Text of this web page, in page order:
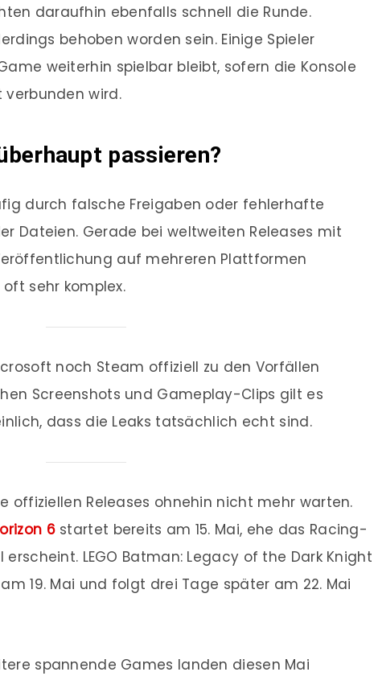
daraufhin ebenfalls schnell die Runde.
behoben worden sein. Einige Spieler
weiterhin spielbar bleibt, sofern die Konsole
wird.
passieren?
durch falsche Freigaben oder fehlerhafte
Dateien. Gerade bei weltweiten Releases mit
auf mehreren Plattformen
sehr komplex.
noch Steam offiziell zu den Vorfällen
Screenshots und Gameplay-Clips gilt es
dass die Leaks tatsächlich echt sind.
offiziellen Releases ohnehin nicht mehr warten.
6startet bereits am 15. Mai, ehe das Racing-
LEGO Batman: Legacy of the Dark Knight
19. Mai und folgt drei Tage später am 22. Mai
spannende Games landen diesen Mai